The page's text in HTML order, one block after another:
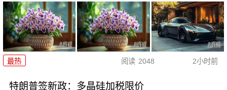
最热 阅读 2048 2小时前
特朗普签新政：多晶硅加税限价